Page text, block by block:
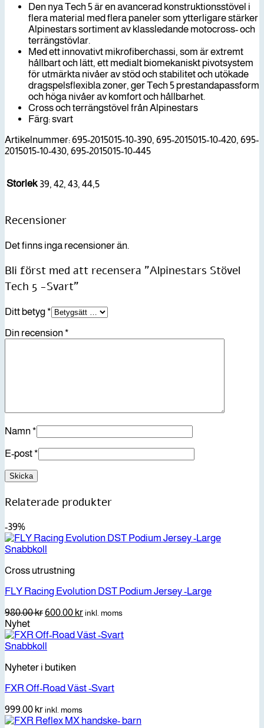
Den nya Tech 5 är en avancerad konstruktionsstövel i
flera material med flera paneler som ytterligare stärker
Alpinestars sortiment av klassledande motocross- och
terrängstövlar.
Med ett innovativt mikrofiberchassi, som är extremt
hållbart och lätt, ett medialt biomekaniskt pivotsystem
för utmärkta nivåer av stöd och stabilitet och utökade
dragspelsflexibla zoner, ger Tech 5 prestandapassform
och höga nivåer av komfort och hållbarhet.
Cross och terrängstövel från Alpinestars
Färg: svart
Artikelnummer: 695-2015015-10-390, 695-2015015-10-420, 695-
2015015-10-430, 695-2015015-10-445
Storlek 39, 42, 43, 44,5
Recensioner
Det finns inga recensioner än.
Bli först med att recensera ”Alpinestars Stövel
Tech 5 -Svart”
Ditt betyg*
Din recension*
Namn*
E-post*
Relaterade produkter
-39%
Snabbkoll
Cross utrustning
FLY Racing Evolution DST Podium Jersey -Large
980.00krDet
priset
var:
600.00 krDet
priset
inkl. moms
Nyhet
Snabbkoll
Nyheter i butiken
FXR Off-Road Väst -Svart
999.00 krinkl. moms